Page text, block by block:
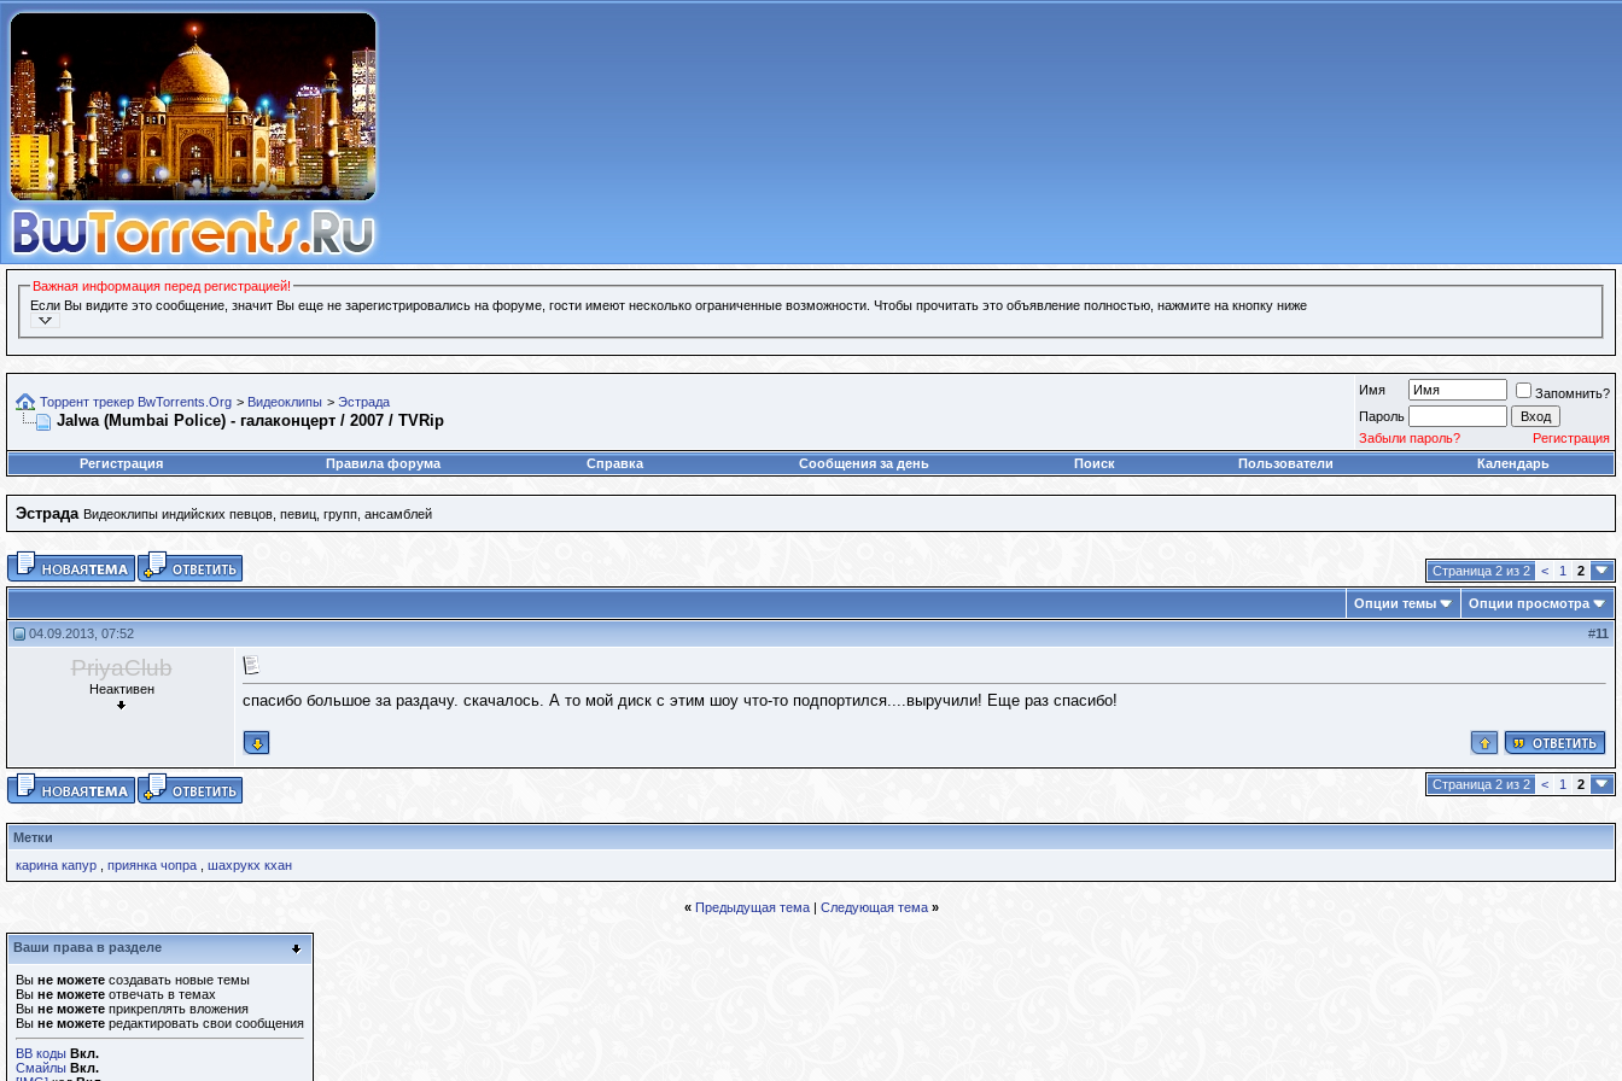
Важная информация перед регистрацией!
Если Вы видите это сообщение, значит Вы еще не зарегистрировались на форуме, гости имеют несколько ограниченные возможности. Чтобы прочитать это объявление полностью, нажмите на кнопку ниже
Торрент трекер BwTorrents.Org > Видеоклипы > Эстрада
Jalwa (Mumbai Police) - галаконцерт / 2007 / TVRip
Имя
Запомнить?
Пароль
Забыли пароль?
Регистрация
Регистрация
Правила форума Справка Сообщения за день Поиск Пользователи Календарь
Эстрада Видеоклипы индийских певцов, певиц, групп, ансамблей
Страница 2 из 2 < 1 2
Опции темы Опции просмотра
04.09.2013, 07:52 #11
PriyaClub
Неактивен
спасибо большое за раздачу. скачалось. А то мой диск с этим шоу что-то подпортился....выручили! Еще раз спасибо!
Страница 2 из 2 < 1 2
Метки
карина капур
приянка чопра шахрукх кхан
« Предыдущая тема| Следующая тема »
Ваши права в разделе
Вы не можете создавать новые темы
Вы не можете отвечать в темах
Вы не можете прикреплять вложения
Вы не можете редактировать свои сообщения
BB коды Вкл.
Смайлы Вкл.